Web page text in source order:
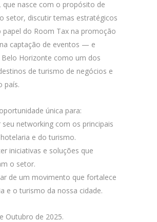
que nasce com o propósito de
setor, discutir temas estratégicos
do Room Tax na promoção
captação de eventos — e
Belo Horizonte como um dos
de turismo de negócios e
país.
única para:
seu networking com os principais
e do turismo.
iniciativas e soluções que
o setor.
de um movimento que fortalece
e o turismo da nossa cidade.
Outubro de 2025.